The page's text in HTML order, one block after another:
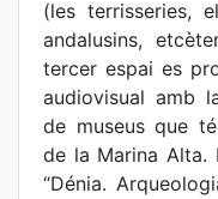
(les terrisseries,
andalusins,
tercer espai es
audiovisual amb
de museus que
de la Marina Alta.
“Dénia.